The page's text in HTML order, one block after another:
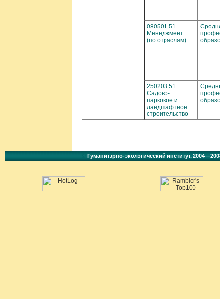
080501.51
Менеджмент
(по отраслям)
250203.51
Садово-
парковое и
ландшафтное
строительство
Гуманитарно-экологический институт,